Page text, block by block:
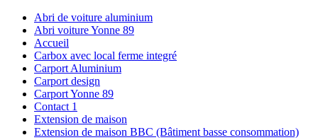
Abri de voiture aluminium
Abri voiture Yonne 89
Accueil
Carbox avec local ferme integré
Carport Aluminium
Carport design
Carport Yonne 89
Contact 1
Extension de maison
Extension de maison BBC (Bâtiment basse consommation)